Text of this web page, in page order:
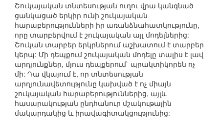
Շուկայական տնտեսության ուղու վրա կանգնած
ցանկացած երկիր ունի շուկայական
հարաբերությունների իր առանձնահատկությունը,
որը տարբերվում է շուկայական այլ մոդելներից:
Շուկան տարբեր երկրներում աշխատում է տարբեր
կերպ: Մի դեպքում շուկայական մոդելը տալիս է լավ
արդյունքներ, մյուս դեպքերում` պրակտիկորեն ոչ
մի: Դա վկայում է, որ տնտեսության
արդյունավետությունը կախված է ոչ միայն
շուկայական հարաբերություններից, այլև
հասարակության ընդհանուր մշակութային
մակարդակից և իրավագիտակցությունից: